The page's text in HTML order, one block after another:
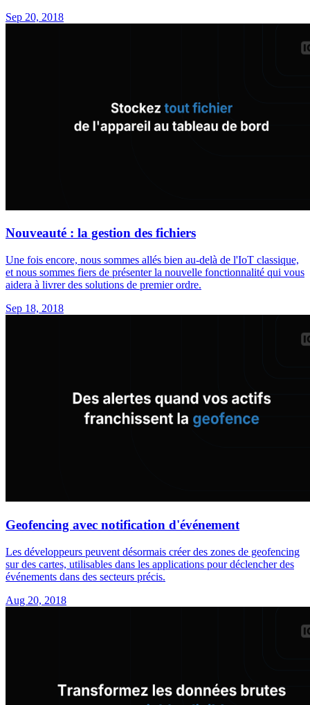
Sep 20, 2018
Nouveauté : la gestion des fichiers
Une fois encore, nous sommes allés bien au-delà de l'IoT classique,
et nous sommes fiers de présenter la nouvelle fonctionnalité qui vous
aidera à livrer des solutions de premier ordre.
Sep 18, 2018
Geofencing avec notification d'événement
Les développeurs peuvent désormais créer des zones de geofencing
sur des cartes, utilisables dans les applications pour déclencher des
événements dans des secteurs précis.
Aug 20, 2018